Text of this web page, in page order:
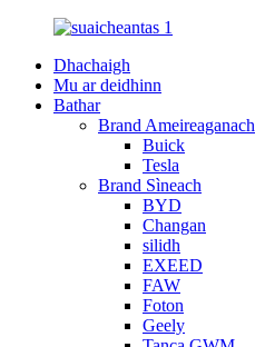
Dhachaigh
Mu ar deidhinn
Bathar
Brand Ameireaganach
Buick
Tesla
Brand Sìneach
BYD
Changan
silidh
EXEED
FAW
Foton
Geely